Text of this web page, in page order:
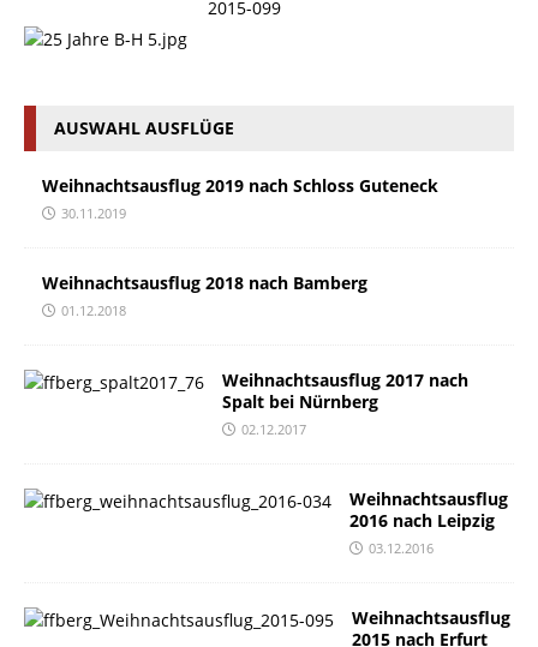
AUSWAHL AUSFLÜGE
Weihnachtsausflug 2019 nach Schloss Guteneck
30.11.2019
Weihnachtsausflug 2018 nach Bamberg
01.12.2018
Weihnachtsausflug 2017 nach
Spalt bei Nürnberg
02.12.2017
Weihnachtsausflug
2016 nach Leipzig
03.12.2016
Weihnachtsausflug
2015 nach Erfurt